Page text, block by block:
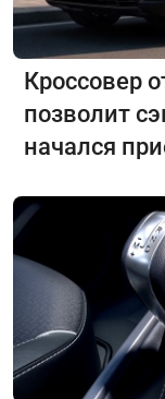
Кроссовер
позволит
начался